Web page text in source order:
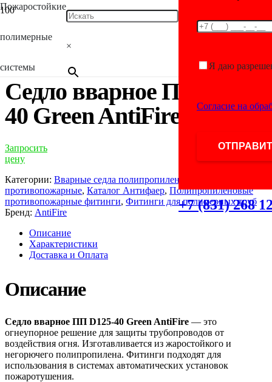
Пожаростойкие
полимерные
системы
×
Я даю
Согласие на
+7 (831) 268
Каталог/Фитинги для полимерных
фитинги/Вварные седла полипропиленовые
Седло вварное ПП D125-
40 Green AntiFire
Запросить
цену
Категории: Вварные седла полипропиленовые
противопожарные, Каталог Антифаер, Полипропиленовые
противопожарные фитинги, Фитинги для полимерных труб
Бренд: AntiFire
Описание
Характеристики
Доставка и Оплата
Описание
Седло вварное ПП D125-40 Green AntiFire — это
огнеупорное решение для защиты трубопроводов от
воздействия огня. Изготавливается из жаростойкого и
негорючего полипропилена. Фитинги подходят для
использования в системах автоматических установок
пожаротушения.